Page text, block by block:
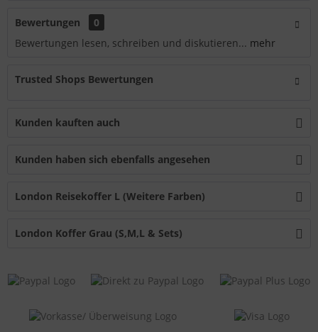
Bewertungen
0
Bewertungen lesen, schreiben und diskutieren... mehr
Trusted Shops Bewertungen
Kunden kauften auch
Kunden haben sich ebenfalls angesehen
London Reisekoffer L (Weitere Farben)
London Koffer Grau (S,M,L & Sets)